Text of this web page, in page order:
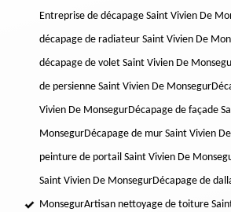
Entreprise de décapage Saint Vivien De
décapage de radiateur Saint Vivien De
décapage de volet Saint Vivien De
de persienne Saint Vivien De Monsegur
Vivien De MonsegurDécapage de façade
MonsegurDécapage de mur Saint Vivien
peinture de portail Saint Vivien De
Saint Vivien De MonsegurDécapage de
MonsegurArtisan nettoyage de toiture